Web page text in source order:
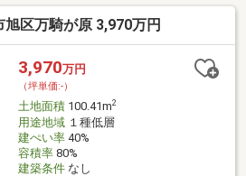
ーカーや工務店で建築可能です■公
スが利用可能■資料請求や現地案内
！ご連絡お待ちしております！
区万騎が原 3,970万円
3,970万円
（坪単価:-）
土地面積100.41m2
用途地域１種低層
建ぺい率40%
容積率80%
建築条件なし